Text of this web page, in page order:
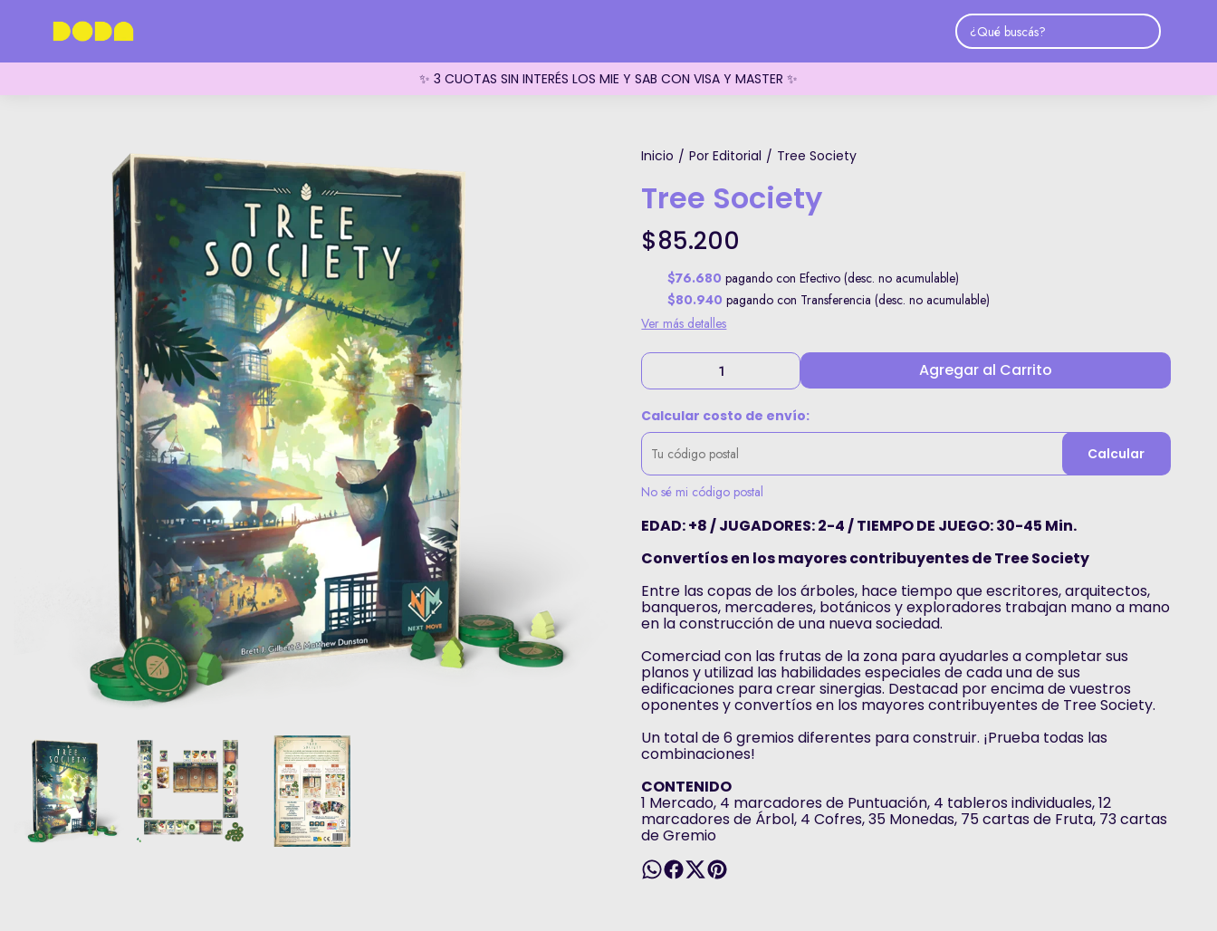
✨ 3 CUOTAS SIN INTERÉS LOS MIE Y SAB CON VISA Y MASTER ✨
Inicio / Por Editorial / Tree Society
Tree Society
$85.200
$76.680 pagando con Efectivo (desc. no acumulable)
$80.940 pagando con Transferencia (desc. no acumulable)
Ver más detalles
Agregar al Carrito
Calcular costo de envío:
Calcular
No sé mi código postal
EDAD: +8 / JUGADORES: 2-4 / TIEMPO DE JUEGO: 30-45 Min.
Convertíos en los mayores contribuyentes de Tree Society
Entre las copas de los árboles, hace tiempo que escritores, arquitectos,
banqueros, mercaderes, botánicos y exploradores trabajan mano a mano
en la construcción de una nueva sociedad.
Comerciad con las frutas de la zona para ayudarles a completar sus
planos y utilizad las habilidades especiales de cada una de sus
edificaciones para crear sinergias. Destacad por encima de vuestros
oponentes y convertíos en los mayores contribuyentes de Tree Society.
Un total de 6 gremios diferentes para construir. ¡Prueba todas las
combinaciones!
CONTENIDO
1 Mercado, 4 marcadores de Puntuación, 4 tableros individuales, 12
marcadores de Árbol, 4 Cofres, 35 Monedas, 75 cartas de Fruta, 73 cartas
de Gremio